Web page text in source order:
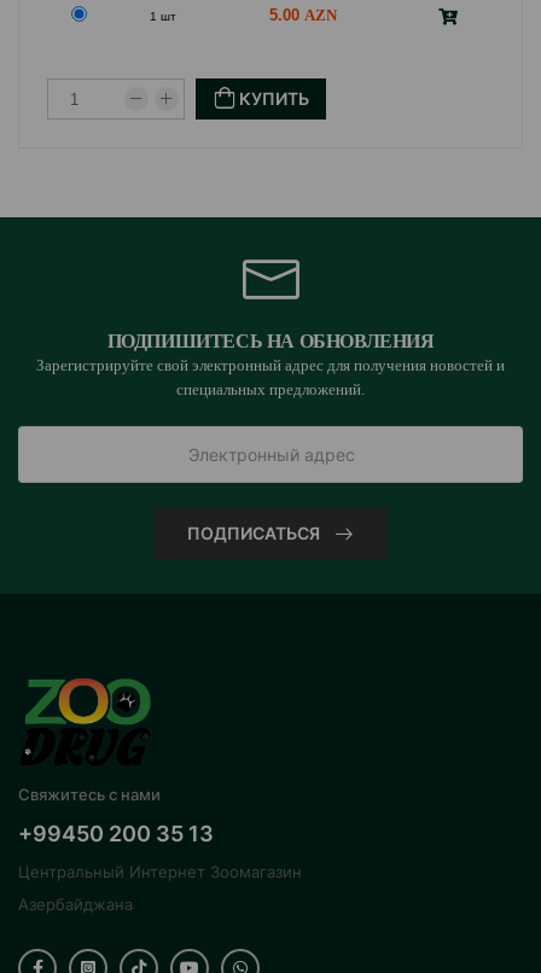
1 шт
5.00
КУПИТЬ
ПОДПИШИТЕСЬ НА ОБНОВЛЕНИЯ
Зарегистрируйте свой электронный адрес для получения новостей и
специальных предложений.
ПОДПИСАТЬСЯ
Свяжитесь с нами
+99450 200 35 13
Центральный Интернет Зоомагазин
Азербайджана